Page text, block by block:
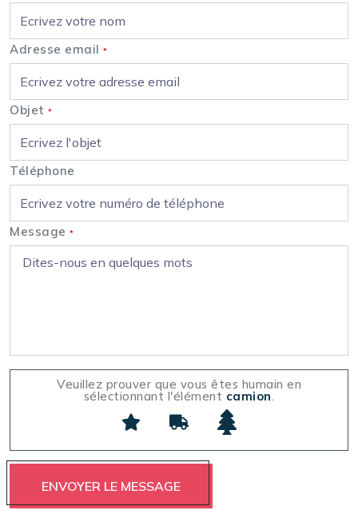
Adresse email *
Objet *
Téléphone
Message *
Veuillez prouver que vous êtes humain en
sélectionnant l'élément camion.